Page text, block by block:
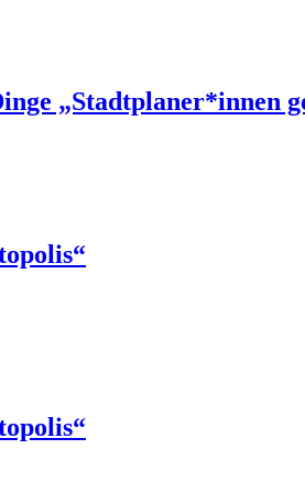
„Stadtplaner*innen